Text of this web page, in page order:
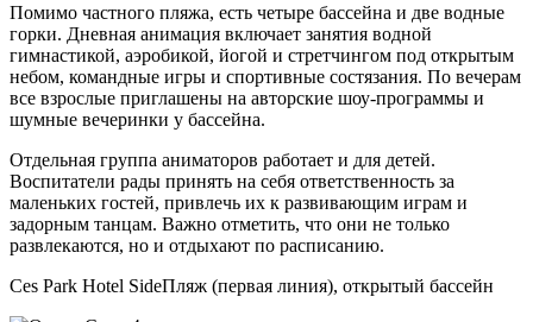
Помимо частного пляжа, есть четыре бассейна и две водные
горки. Дневная анимация включает занятия водной
гимнастикой, аэробикой, йогой и стретчингом под открытым
небом, командные игры и спортивные состязания. По вечерам
все взрослые приглашены на авторские шоу-программы и
шумные вечеринки у бассейна.
Отдельная группа аниматоров работает и для детей.
Воспитатели рады принять на себя ответственность за
маленьких гостей, привлечь их к развивающим играм и
задорным танцам. Важно отметить, что они не только
развлекаются, но и отдыхают по расписанию.
Ces Park Hotel SideПляж (первая линия), открытый бассейн